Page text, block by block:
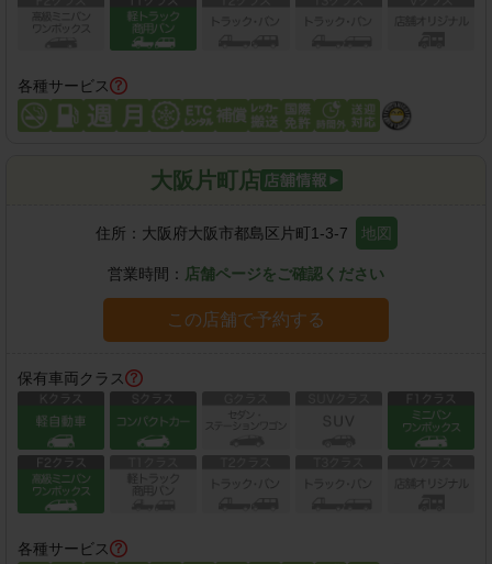
各種サービス
大阪片町店
住所： 大阪府大阪市都島区片町1-3-7 地図
営業時間： 店舗ページをご確認ください
この店舗で予約する
保有車両クラス
各種サービス